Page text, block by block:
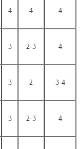
4 4 4
3 2-3 4
3 2 3-4
3 2-3 4